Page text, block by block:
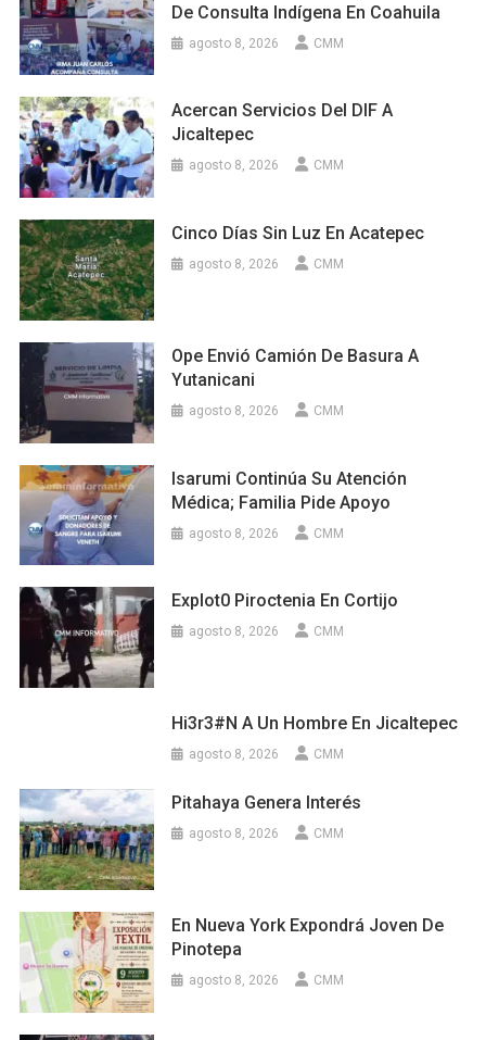
De Consulta Indígena En Coahuila
agosto 8, 2026 CMM
Acercan Servicios Del DIF A
Jicaltepec
agosto 8, 2026 CMM
Cinco Días Sin Luz En Acatepec
agosto 8, 2026 CMM
Ope Envió Camión De Basura A
Yutanicani
agosto 8, 2026 CMM
Isarumi Continúa Su Atención
Médica; Familia Pide Apoyo
agosto 8, 2026 CMM
Explot0 Piroctenia En Cortijo
agosto 8, 2026 CMM
Hi3r3#n A Un Hombre En Jicaltepec
agosto 8, 2026 CMM
Pitahaya Genera Interés
agosto 8, 2026 CMM
En Nueva York Expondrá Joven De
Pinotepa
agosto 8, 2026 CMM